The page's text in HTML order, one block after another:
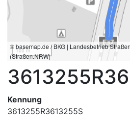
100 m
© basemap.de / BKG | Landesbetrieb
(Straßen.NRW)
Kennung
3613255R3613255S